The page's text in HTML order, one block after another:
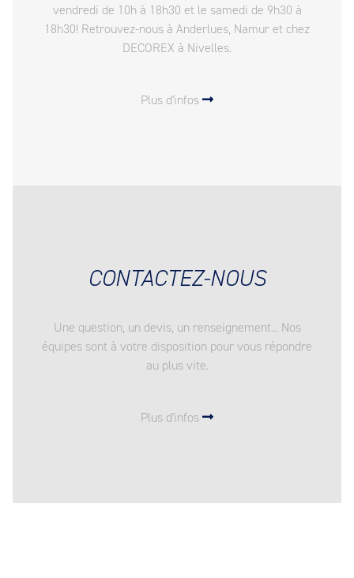
vendredi de 10h à 18h30 et le samedi de 9h30 à
18h30! Retrouvez-nous à Anderlues, Namur et chez
DECOREX à Nivelles.
Plus d'infos
CONTACTEZ-NOUS
Une question, un devis, un renseignement... Nos
équipes sont à votre disposition pour vous répondre
au plus vite.
Plus d'infos